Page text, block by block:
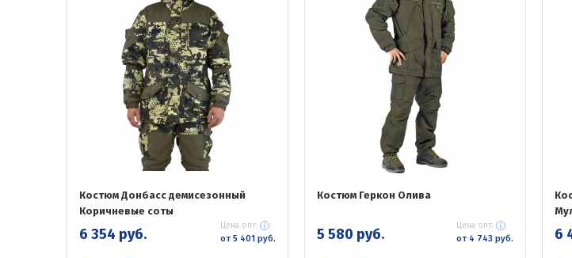
Костюм Донбасс демисезонный
Коричневые соты
6 354 руб. Цена опт:
от 5 401 руб.
Костюм Геркон Олива
5 580 руб. Цена опт:
от 4 743 руб. 6